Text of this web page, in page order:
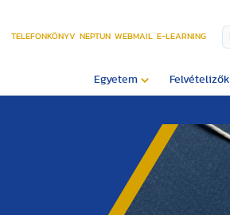
TELEFONKÖNYV NEPTUN WEBMAIL E-LEARNING
Egyetem Felvételizők